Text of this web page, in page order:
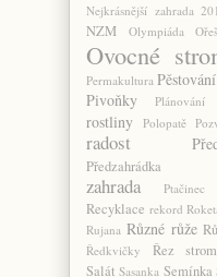
Nejkrásnější zahrada
NZM
Olympiáda
Ovocné
Permakultura Pěstování
Pivoňky Plánování
rostliny Polopatě
radost
Předzahrádka
zahrada
Ptačinec
Recyklace rekord
Rujana Různé růže
Ředkvičky Řez
Salát Sasanka Semínka